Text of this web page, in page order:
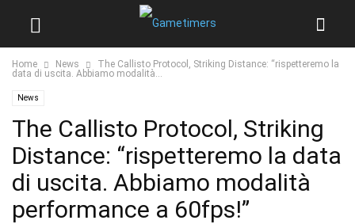
Home News
The Callisto Protocol, Striking Distance: “rispetteremo la
data di uscita. Abbiamo modalità...
News
The Callisto Protocol, Striking
Distance: “rispetteremo la data
di uscita. Abbiamo modalità
performance a 60fps!”